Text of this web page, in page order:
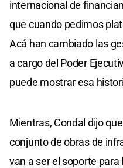
internacional de
que cuando pedimos
Acá han cambiado las
a cargo del Poder
puede mostrar esa
Mientras, Condal dijo
conjunto de obras de
van a ser el soporte